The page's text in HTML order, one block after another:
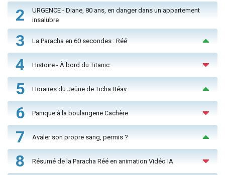
2
URGENCE - Diane, 80 ans, en danger dans un appartement
insalubre
3 La Paracha en 60 secondes : Réé
4 Histoire - À bord du Titanic
5 Horaires du Jeûne de Ticha Béav
6 Panique à la boulangerie Cachère
7 Avaler son propre sang, permis ?
8 Résumé de la Paracha Réé en animation Vidéo IA